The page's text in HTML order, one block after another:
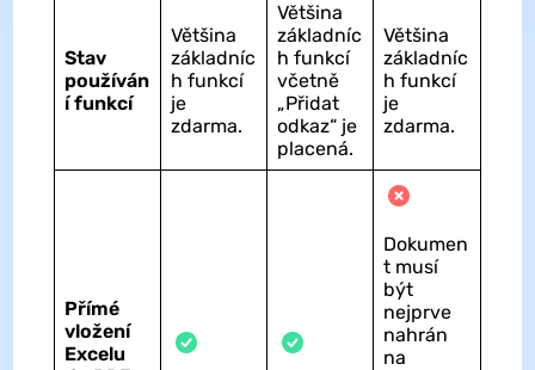
Stav
používán
í funkcí
Většina
základníc
h funkcí
je
zdarma.
Většina
základníc
h funkcí
včetně
„Přidat
odkaz“ je
placená.
Většina
základníc
h funkcí
je
zdarma.
Přímé
vložení
Excelu
Dokumen
t musí
být
nejprve
nahrán
na